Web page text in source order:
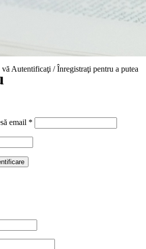
vă Autentificaţi / Înregistraţi pentru a putea
email *